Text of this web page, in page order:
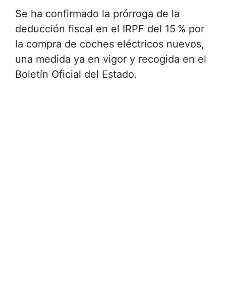
Se ha confirmado la prórroga de la
deducción fiscal en el IRPF del 15 % por
la compra de coches eléctricos nuevos,
una medida ya en vigor y recogida en el
Boletín Oficial del Estado.